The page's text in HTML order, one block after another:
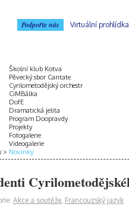
Podpořte nás Virtuální prohlídka
Školní klub Kotva
Pěvecký sbor Cantate
Cyrilometodějský orchestr
CiMBálka
DofE
Dramatická jelita
Program Doopravdy
Projekty
Fotogalerie
Videogalerie
Novinky
Akce a soutěže, Francouzský jazyk